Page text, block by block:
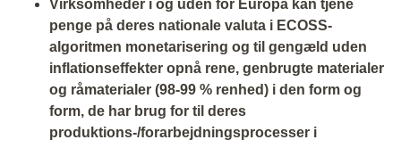
Virksomheder i og uden for Europa kan tjene
penge på deres nationale valuta i ECOSS-
algoritmen monetarisering og til gengæld uden
inflationseffekter opnå rene, genbrugte materialer
og råmaterialer (98-99 % renhed) i den form og
form, de har brug for til deres
produktions-/forarbejdningsprocesser i